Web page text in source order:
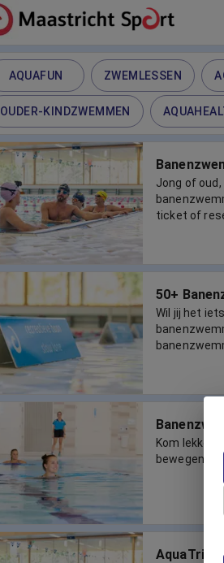
AQUAFUN ZWEMLESSEN
OUDER-KINDZWEMMEN
Jong of
ticket of
50+
Wil jij het
Kom lekker
bewegen!
AquaTrim